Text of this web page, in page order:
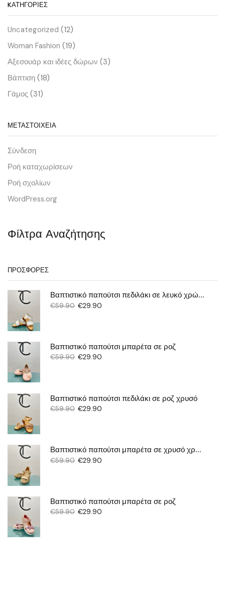
KΑΤΗΓΟΡΊΕΣ
Uncategorized (12)
Woman Fashion (19)
Αξεσουάρ και ιδέες δώρων (3)
Βάπτιση (18)
Γάμος (31)
ΜΕΤΑΣΤΟΙΧΕΊΑ
Σύνδεση
Ροή καταχωρίσεων
Ροή σχολίων
WordPress.org
Φίλτρα Αναζήτησης
ΠΡΟΣΦΟΡΈΣ
Βαπτιστικό παπούτσι πεδιλάκι σε λευκό χρώμα
€59.90 €29.90
Βαπτιστικό παπούτσι μπαρέτα σε ροζ
€59.90 €29.90
Βαπτιστικό παπούτσι πεδιλάκι σε ροζ χρυσό
€59.90 €29.90
Βαπτιστικό παπούτσι μπαρέτα σε χρυσό χρώμα με γκλίτερ
€59.90 €29.90
Βαπτιστικό παπούτσι μπαρέτα σε ροζ
€59.90 €29.90